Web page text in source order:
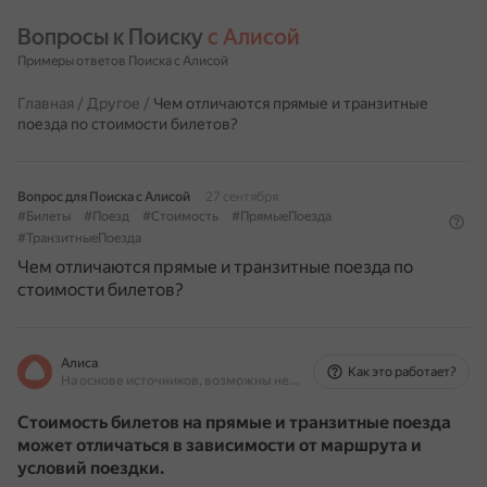
Вопросы к Поиску с Алисой
Примеры ответов Поиска с Алисой
Главная / Другое / Чем отличаются прямые и транзитные
поезда по стоимости билетов?
Вопрос для Поиска с Алисой
27 сентября
#Билеты
#Поезд #Стоимость
#ПрямыеПоезда
#ТранзитныеПоезда
Чем отличаются прямые и транзитные поезда по
стоимости билетов?
Алиса
На основе источников, возможны неточности
Как это работает?
Стоимость билетов на прямые и транзитные поезда
может отличаться в зависимости от маршрута и
условий поездки.